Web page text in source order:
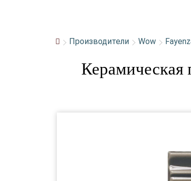
Производители Wow
Керамическая